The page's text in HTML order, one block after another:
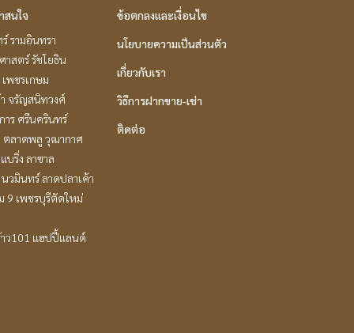
สนใจ
รามอินทรา
าสตร์ รัชโยธิน
พชรเกษม
จรัญสนิทวงศ์
ร ศรีนครินทร์
ตลาดพลู วุฒากาศ
บริ่ง ลาซาล
วมินทร์ ลาดปลาเค้า
9 เพชรบุรีตัดใหม่
ว101 แฮปปี้แลนด์
ข้อตกลงและเงื่อนไข
นโยบายความเป็นส่วนตัว
เกี่ยวกับเรา
วิธีการฝากขาย-เช่า
ติดต่อ